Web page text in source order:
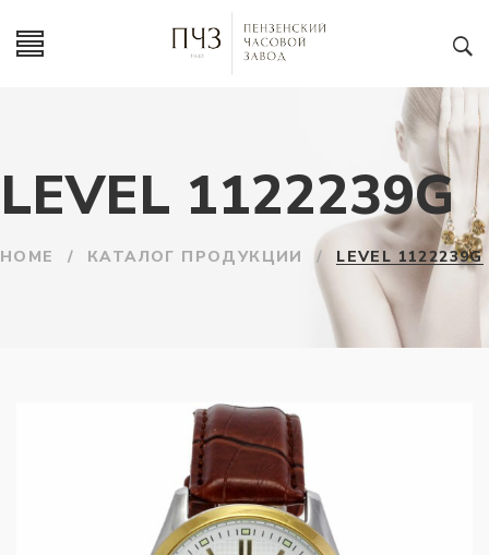
LEVEL 1122239G
HOME / КАТАЛОГ ПРОДУКЦИИ / LEVEL 1122239G